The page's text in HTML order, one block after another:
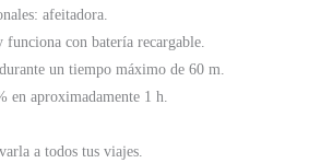
afeitadora.
funciona con batería recargable.
un tiempo máximo de 60 m.
en aproximadamente 1 h.
a todos tus viajes.